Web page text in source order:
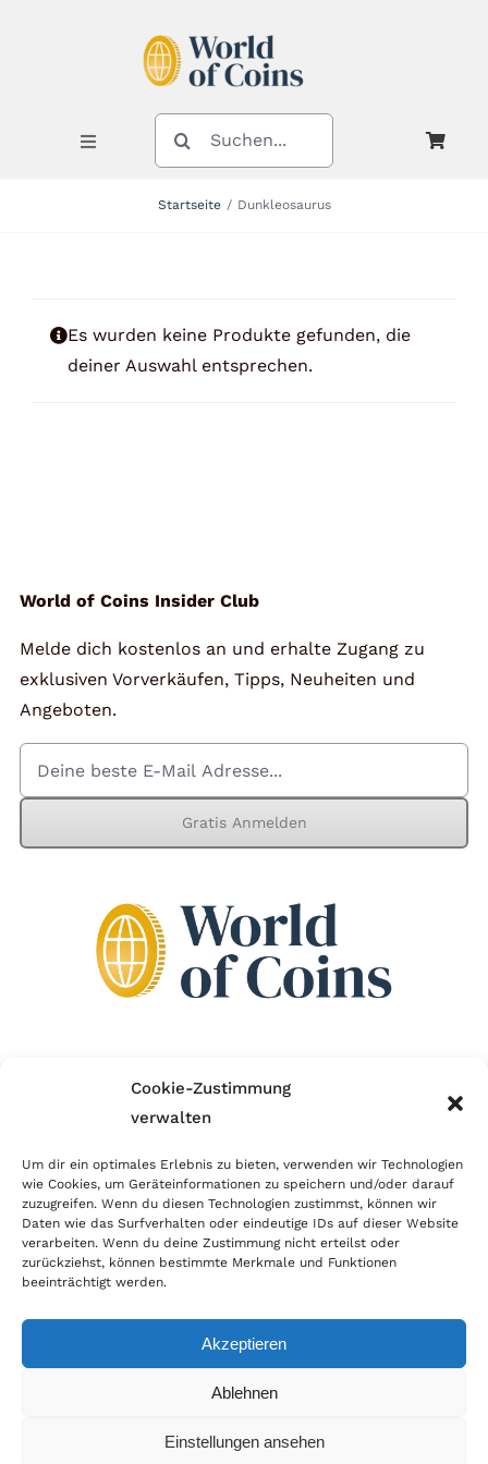
Cookie-Zustimmung
verwalten
Um dir ein optimales Erlebnis zu bieten, verwenden wir Technologien
wie Cookies, um Geräteinformationen zu speichern und/oder darauf
zuzugreifen. Wenn du diesen Technologien zustimmst, können wir
Daten wie das Surfverhalten oder eindeutige IDs auf dieser Website
verarbeiten. Wenn du deine Zustimmung nicht erteilst oder
zurückziehst, können bestimmte Merkmale und Funktionen
beeinträchtigt werden.
Akzeptieren
Ablehnen
Einstellungen ansehen
Toggle
Navigation
Kontakt
Mein Konto
Warenkorb
SUCHE
NACH:
Startseite Dunkleosaurus
Es wurden keine Produkte gefunden, die
deiner Auswahl entsprechen.
World of Coins Insider Club
Melde dich kostenlos an und erhalte Zugang zu
exklusiven Vorverkäufen, Tipps, Neuheiten und
Angeboten.
Gratis Anmelden
Wir sind Mitglied im Händlerbund!
erfolgreichen E-Commerce ein. Auch wir sind wie
viele Onlineshops im Netz Mitglied im Händlerbund
und unterstützen fairen Onlinehandel.
© Copyright 2026 | World of Coins |Impressum|Datenschutz|Cookie
|Zahlung & Versand